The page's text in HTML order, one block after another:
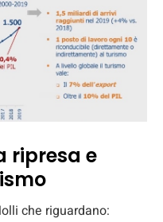
ripresa e
che riguardano: